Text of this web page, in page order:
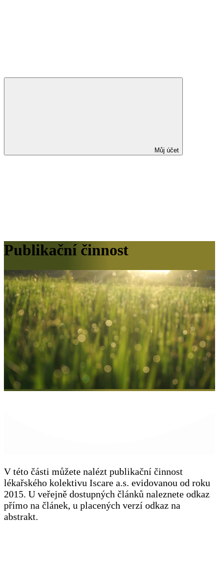
Můj účet
Publikační činnost
V této části můžete nalézt publikační činnost
lékařského kolektivu Iscare a.s. evidovanou od roku
2015. U veřejně dostupných článků naleznete odkaz
přímo na článek, u placených verzí odkaz na
abstrakt.